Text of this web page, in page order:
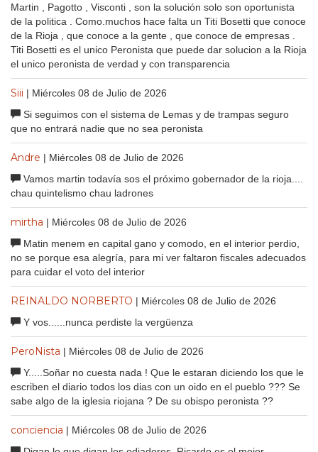
Martin , Pagotto , Visconti , son la solución solo son oportunista
de la politica . Como.muchos hace falta un Titi Bosetti que conoce
de la Rioja , que conoce a la gente , que conoce de empresas .
Titi Bosetti es el unico Peronista que puede dar solucion a la Rioja
el unico peronista de verdad y con transparencia
Siii | Miércoles 08 de Julio de 2026
Si seguimos con el sistema de Lemas y de trampas seguro
que no entrará nadie que no sea peronista
Andre | Miércoles 08 de Julio de 2026
Vamos martin todavía sos el próximo gobernador de la rioja....
chau quintelismo chau ladrones
mirtha | Miércoles 08 de Julio de 2026
Matin menem en capital gano y comodo, en el interior perdio,
no se porque esa alegría, para mi ver faltaron fiscales adecuados
para cuidar el voto del interior
REINALDO NORBERTO | Miércoles 08 de Julio de 2026
Y vos......nunca perdiste la vergüenza
PeroNista | Miércoles 08 de Julio de 2026
Y.....Soñar no cuesta nada ! Que le estaran diciendo los que le
escriben el diario todos los dias con un oido en el pueblo ??? Se
sabe algo de la iglesia riojana ? De su obispo peronista ??
conciencia | Miércoles 08 de Julio de 2026